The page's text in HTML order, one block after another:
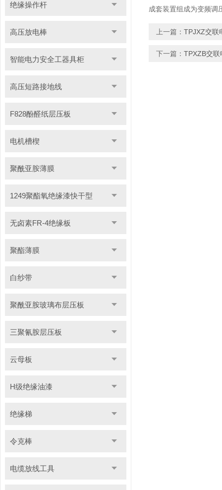
绝缘操作杆
高压放电棒
智能电力安全工器具柜
高压短路接地线
F828酚醛纸层压板
电机槽楔
聚酰亚胺薄膜
1249聚酯氧绝缘漆快干型
无卤素FR-4绝缘板
聚酯薄膜
白纱带
聚酰亚胺玻璃布层压板
三聚氰胺层压板
云母板
H级绝缘油漆
绝缘梯
令克棒
电缆放线工具
成套装置组成为变频调
上一篇： TPJXZ交联
下一篇： TPXZB交